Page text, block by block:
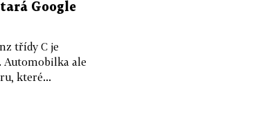
Google
třídy C je
Automobilka ale
které...